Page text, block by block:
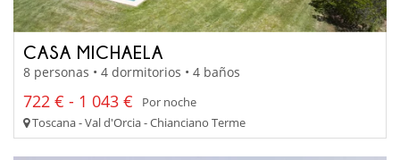
CASA MICHAELA
8 personas • 4 dormitorios • 4 baños
722 € - 1 043 €
Por noche
Toscana - Val d'Orcia - Chianciano Terme